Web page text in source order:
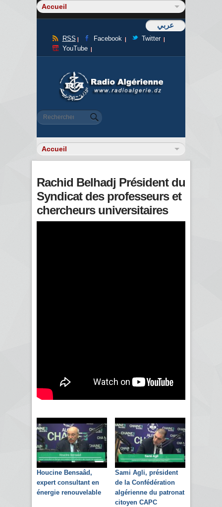
عربي
RSS Facebook
Twitter
YouTube
Formulaire de recherche
Rechercher
Rachid Belhadj Président du
Syndicat des professeurs et
chercheurs universitaires
Houcine Bensaâd,
expert consultant en
énergie renouvelable
Sami Agli, président
de la Confédération
algérienne du patronat
citoyen CAPC